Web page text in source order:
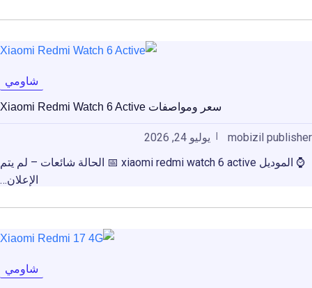
شاومي
سعر ومواصفات Xiaomi Redmi Watch 6 Active
mobizil publisher
يوليو 24, 2026
⌚ الموديل xiaomi redmi watch 6 active 📅 الحالة شائعات – لم يتم
الإعلان…
شاومي